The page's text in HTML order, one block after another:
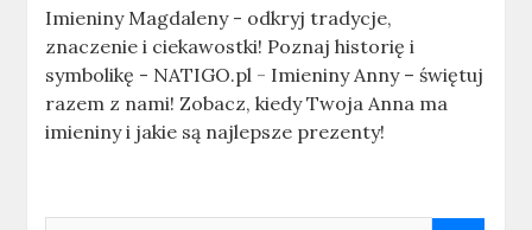
Imieniny Magdaleny - odkryj tradycje,
znaczenie i ciekawostki! Poznaj historię i
symbolikę - NATIGO.pl - Imieniny Anny – świętuj
razem z nami! Zobacz, kiedy Twoja Anna ma
imieniny i jakie są najlepsze prezenty!